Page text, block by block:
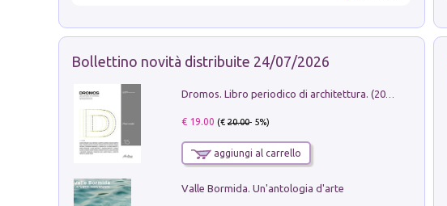
Bollettino novità distribuite 24/07/2026
Dromos. Libro periodico di architettura. (2026). Vol. 15: Post-model
€ 19.00 (€20.00- 5%)
aggiungi al carrello
Valle Bormida. Un'antologia d'arte